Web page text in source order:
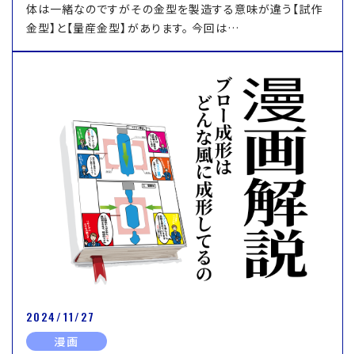
体は一緒なのですがその金型を製造する意味が違う【試作
金型】と【量産金型】があります。 今回は…
2024/11/27
漫画